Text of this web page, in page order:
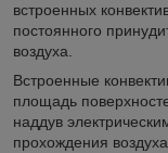
встроенных
постоянного
воздуха.
Встроенные
площадь
наддув
прохождения